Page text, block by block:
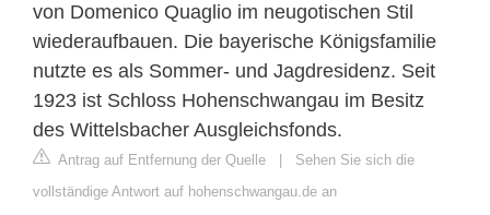
von Domenico Quaglio im neugotischen Stil
wiederaufbauen. Die bayerische Königsfamilie
nutzte es als Sommer- und Jagdresidenz. Seit
1923 ist Schloss Hohenschwangau im Besitz
des Wittelsbacher Ausgleichsfonds.
Antrag auf Entfernung der Quelle | Sehen Sie sich die
vollständige Antwort auf hohenschwangau.de an